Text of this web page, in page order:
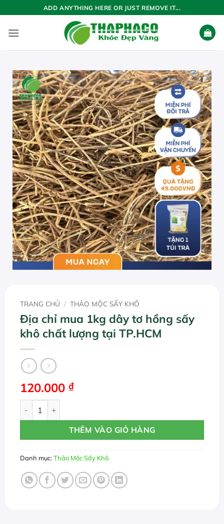
qua
nội
ADD ANYTHING HERE OR JUST REMOVE IT...
TRANG CHỦ / THẢO MỘC SẤY KHÔ
Địa chỉ mua 1kg dây tơ hồng sấy
khô chất lượng tại TP.HCM
120.000 ₫
THÊM VÀO GIỎ HÀNG
Danh mục:Thảo Mộc Sấy Khô